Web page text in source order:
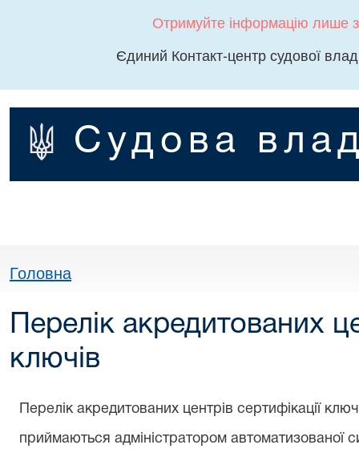
Отримуйте інформацію лише
Єдиний Контакт-центр судової
Судова
Головна
Перелік акредитованих
ключів
Перелік акредитованих центрів сертифікації
приймаються адміністратором автоматизованої